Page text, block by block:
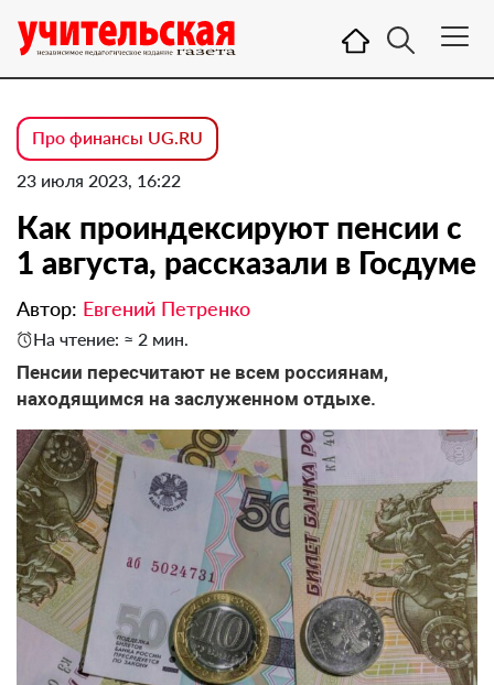
Про финансы UG.RU
23 июля 2023, 16:22
Как проиндексируют пенсии с
1 августа, рассказали в Госдуме
Автор: Евгений Петренко
На чтение: ≈ 2 мин.
Пенсии пересчитают не всем россиянам,
находящимся на заслуженном отдыхе.